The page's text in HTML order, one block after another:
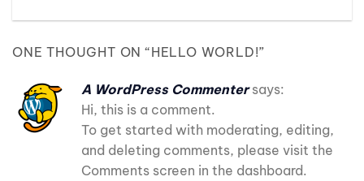
ONE THOUGHT ON “HELLO WORLD!”
A WordPress Commenter says:
Hi, this is a comment.
To get started with moderating, editing,
and deleting comments, please visit the
Comments screen in the dashboard.